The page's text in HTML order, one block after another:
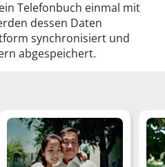
Telefonbuch einmal mit
dessen Daten
synchronisiert und
abgespeichert.